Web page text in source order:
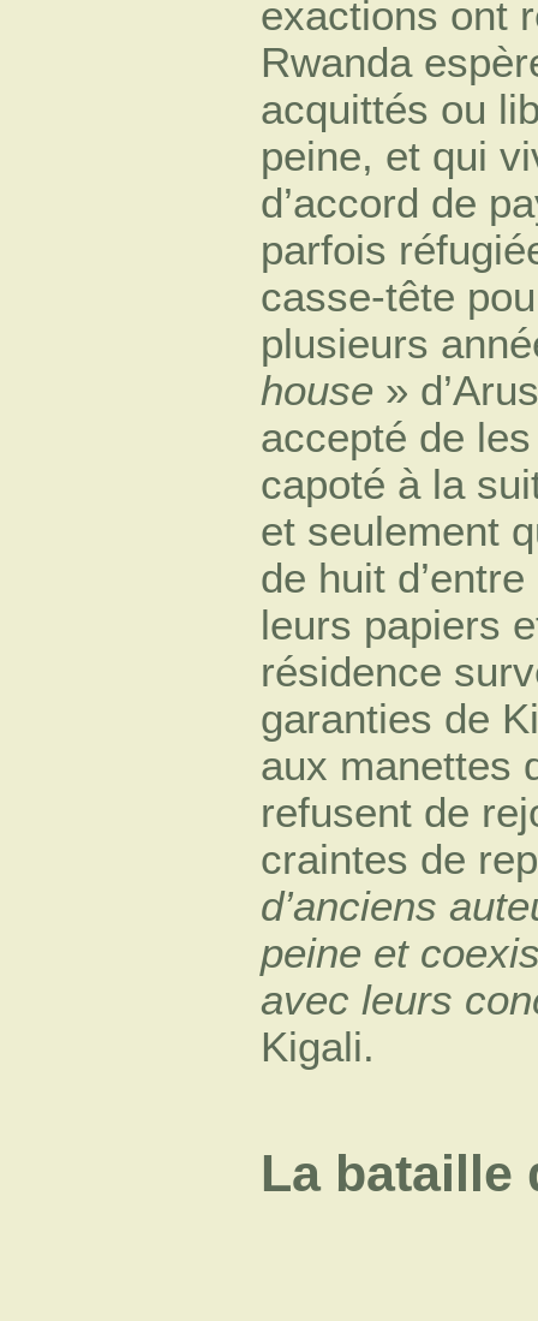
exactions ont
Rwanda
acquittés ou
peine, et qui
d’accord de
parfois
casse-tête
plusieurs
house »
accepté de
capoté à la
et seulement
de huit
leurs papiers
résidence
garanties de
aux manettes
refusent de
craintes de
d’anciens
peine et
avec leurs
Kigali.
La bataille